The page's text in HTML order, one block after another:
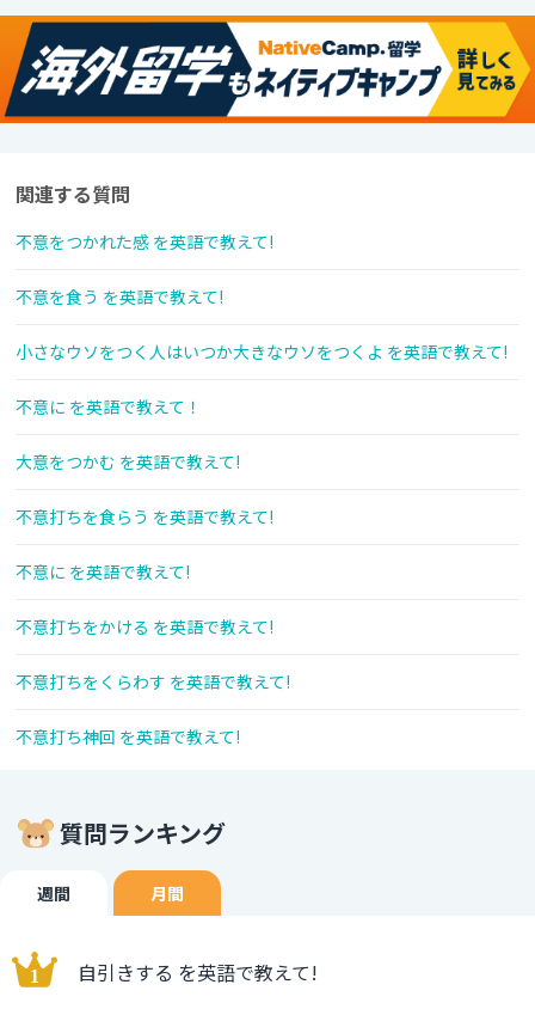
関連する質問
不意をつかれた感 を英語で教えて!
不意を食う を英語で教えて!
小さなウソをつく人はいつか大きなウソをつくよ を英語で教えて!
不意に を英語で教えて！
大意をつかむ を英語で教えて!
不意打ちを食らう を英語で教えて!
不意に を英語で教えて!
不意打ちをかける を英語で教えて!
不意打ちをくらわす を英語で教えて!
不意打ち神回 を英語で教えて!
質問ランキング
週間 月間
自引きする を英語で教えて!